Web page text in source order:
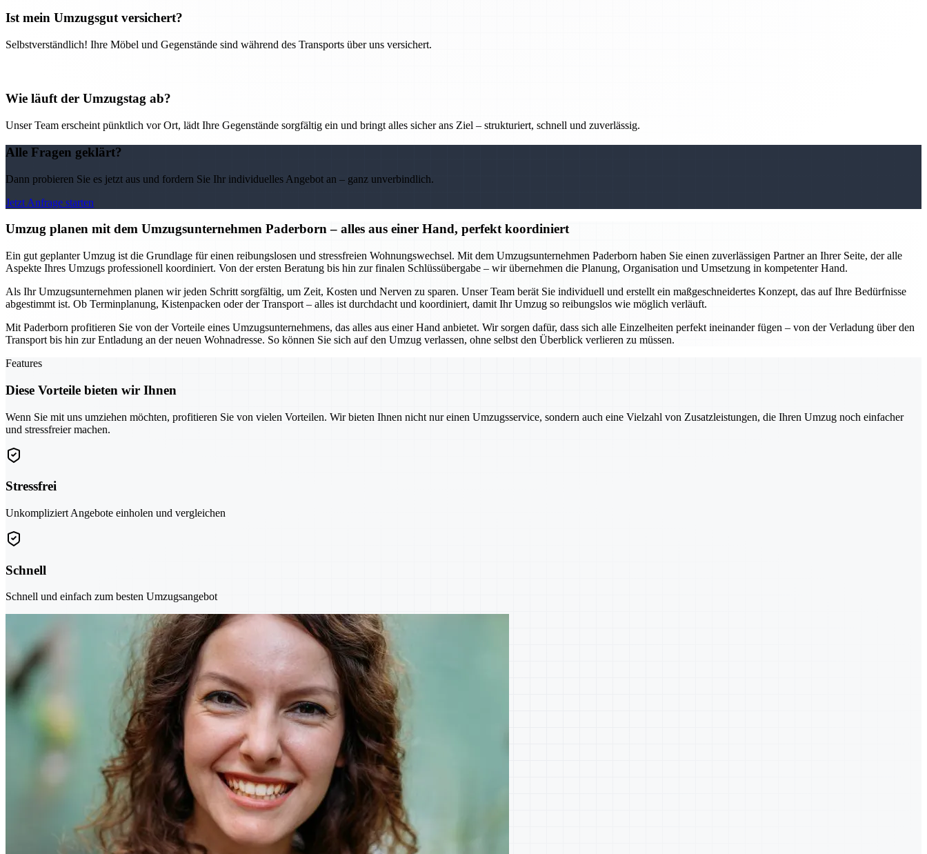
Ist mein Umzugsgut versichert?
Selbstverständlich! Ihre Möbel und Gegenstände sind während des Transports über uns versichert.
Wie läuft der Umzugstag ab?
Unser Team erscheint pünktlich vor Ort, lädt Ihre Gegenstände sorgfältig ein und bringt alles sicher ans Ziel – strukturiert, schnell und zuverlässig.
Alle Fragen geklärt?
Dann probieren Sie es jetzt aus und fordern Sie Ihr individuelles Angebot an – ganz unverbindlich.
Jetzt Anfrage starten
Umzug planen mit dem Umzugsunternehmen Paderborn – alles aus einer Hand, perfekt koordiniert
Ein gut geplanter Umzug ist die Grundlage für einen reibungslosen und stressfreien Wohnungswechsel. Mit dem Umzugsunternehmen Paderborn haben Sie einen zuverlässigen Partner an Ihrer Seite, der alle
Aspekte Ihres Umzugs professionell koordiniert. Von der ersten Beratung bis hin zur finalen Schlüssübergabe – wir übernehmen die Planung, Organisation und Umsetzung in kompetenter Hand.
Als Ihr Umzugsunternehmen planen wir jeden Schritt sorgfältig, um Zeit, Kosten und Nerven zu sparen. Unser Team berät Sie individuell und erstellt ein maßgeschneidertes Konzept, das auf Ihre Bedürfnisse
abgestimmt ist. Ob Terminplanung, Kistenpacken oder der Transport – alles ist durchdacht und koordiniert, damit Ihr Umzug so reibungslos wie möglich verläuft.
Mit Paderborn profitieren Sie von der Vorteile eines Umzugsunternehmens, das alles aus einer Hand anbietet. Wir sorgen dafür, dass sich alle Einzelheiten perfekt ineinander fügen – von der Verladung über den
Transport bis hin zur Entladung an der neuen Wohnadresse. So können Sie sich auf den Umzug verlassen, ohne selbst den Überblick verlieren zu müssen.
Features
Diese Vorteile bieten wir Ihnen
Wenn Sie mit uns umziehen möchten, profitieren Sie von vielen Vorteilen. Wir bieten Ihnen nicht nur einen Umzugsservice, sondern auch eine Vielzahl von Zusatzleistungen, die Ihren Umzug noch einfacher
und stressfreier machen.
Stressfrei
Unkompliziert Angebote einholen und vergleichen
Schnell
Schnell und einfach zum besten Umzugsangebot